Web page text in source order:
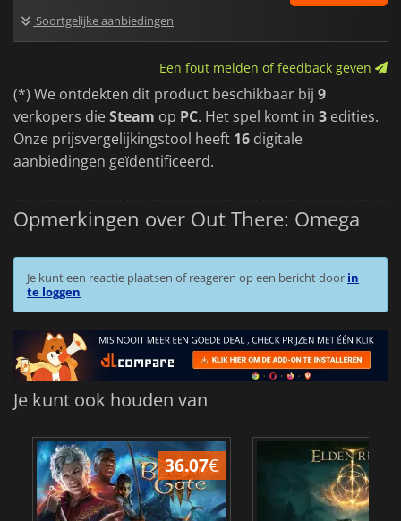
Soortgelijke aanbiedingen
Een fout melden of feedback geven
(*) We ontdekten dit product beschikbaar bij 9
verkopers dieSteam op PC. Het spel komt in 3 edities.
Onze prijsvergelijkingstool heeft 16 digitale
aanbiedingen geïdentificeerd.
Opmerkingen over Out There: Omega
Je kunt een reactie plaatsen of reageren op een bericht door in
te loggen
Je kunt ook houden van
36.07€